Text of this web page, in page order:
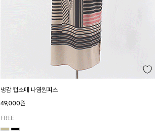
냉감 캡소매 나염원피스
49,000원
FREE